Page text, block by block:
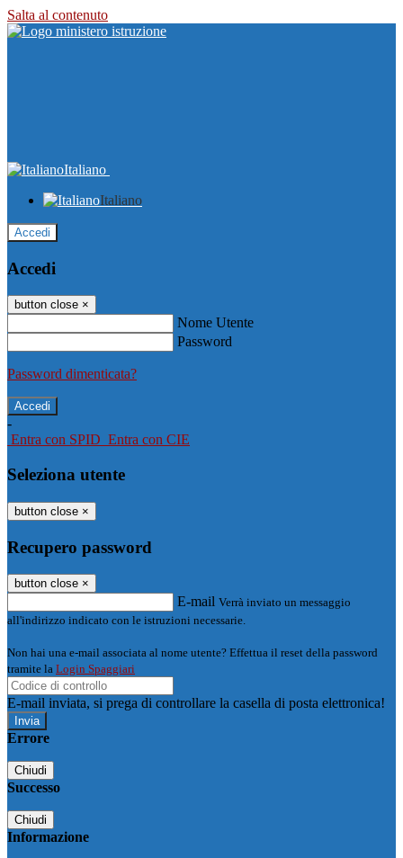
Salta al contenuto
Italiano
Italiano
Accedi
Accedi
button close ×
Nome Utente
Password
Password dimenticata?
-
Entra con SPID Entra con CIE
Seleziona utente
button close ×
Recupero password
button close ×
E-mail Verrà inviato un messaggio
all'indirizzo indicato con le istruzioni necessarie.
Non hai una e-mail associata al nome utente? Effettua il reset della password
tramite la Login Spaggiari
E-mail inviata, si prega di controllare la casella di posta elettronica!
Errore
Chiudi
Successo
Chiudi
Informazione